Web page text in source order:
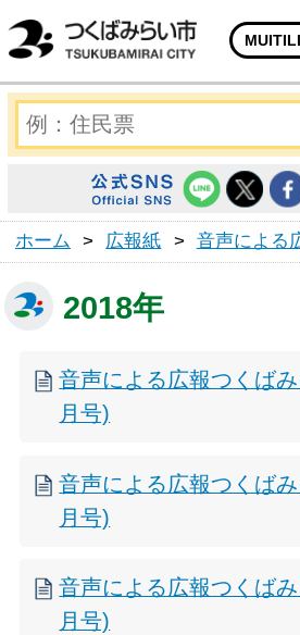
ホーム > 広報紙 > 音声による
2018年
音声による広報つくば
月号)
音声による広報つくば
月号)
音声による広報つくば
月号)